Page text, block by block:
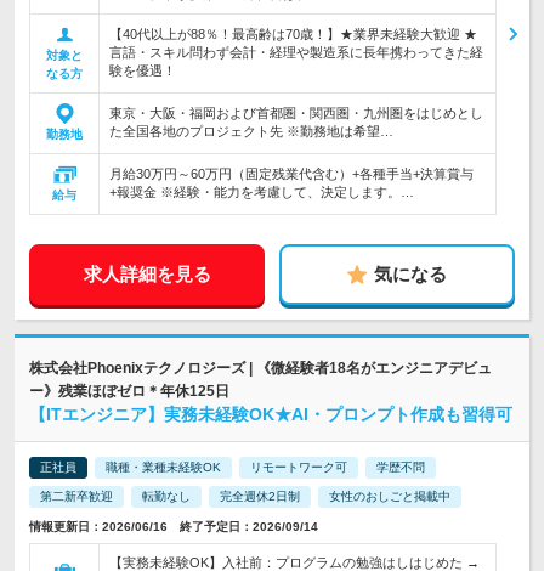
対象と
なる方
【40代以上が88％！最高齢は70歳！】★業界未経験大歓迎 ★
言語・スキル問わず会計・経理や製造系に長年携わってきた経
験を優遇！
勤務地
東京・大阪・福岡および首都圏・関西圏・九州圏をはじめとし
た全国各地のプロジェクト先 ※勤務地は希望…
給与
月給30万円～60万円（固定残業代含む）+各種手当+決算賞与
+報奨金 ※経験・能力を考慮して、決定します。…
求人詳細を見る 気になる
株式会社Phoenixテクノロジーズ | 《微経験者18名がエンジニアデビュ
ー》残業ほぼゼロ＊年休125日
【ITエンジニア】実務未経験OK★AI・プロンプト作成も習得可
正社員 職種・業種未経験OK リモートワーク可 学歴不問
第二新卒歓迎 転勤なし 完全週休2日制 女性のおしごと掲載中
情報更新日：2026/06/16 終了予定日：2026/09/14
【実務未経験OK】入社前：プログラムの勉強はしはじめた →